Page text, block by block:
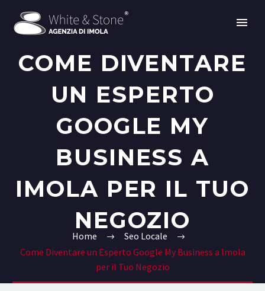
COME DIVENTARE
UN ESPERTO
GOOGLE MY
BUSINESS A
IMOLA PER IL TUO
NEGOZIO
Home
Seo Locale
Come Diventare un Esperto Google My Business a Imola
per il Tuo Negozio